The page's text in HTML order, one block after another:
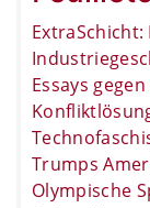
Essays
Trumps
Olympische